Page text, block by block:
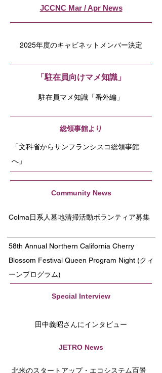
JCCNC Mar / Apr News
2025年度のキャビネットメンバー決定
「駐在員向けマメ知識」
駐在員マメ知識「番外編」
総領事館より
「文科省からサンフランシスコ総領事館
へ」
Community News
Colma日系人墓地清掃活動ボランティア募集
58th Annual Northern California Cherry
Blossom Festival Queen Program Night (クィ
ーンプログラム)
Special Interview
田中義昭さんにインタビュー
JETRO News
北米のスタートアップ・エコシステム百景